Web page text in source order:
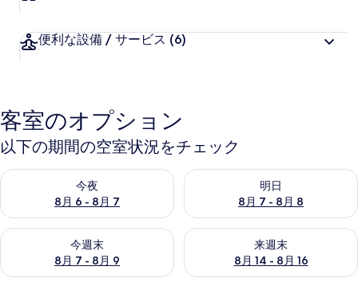
便利な設備 / サービス (6)
客室のオプション
以下の期間の空室状況をチェック
今夜
8月 6 - 8月 7
今夜 8月 6 - 8月 7 の空室状況をチェック
明日
8月 7 - 8月 8
明日 8月 7 - 8月 8 の空室状況
今週末
8月 7 - 8月 9
今週末 8月 7 - 8月 9 の空室状況をチェック
来週末
8月 14 - 8月 16
来週末 8月 14 - 8月 16 の空室